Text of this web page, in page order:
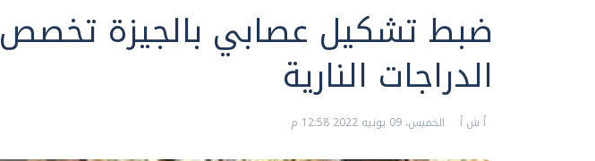
ضبط تشكيل عصابي بالجيزة
الدراجات النارية
أ ش أ الخميس، 09 يونيه 2022 12:58 م